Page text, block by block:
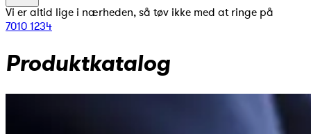
Vi er altid lige i nærheden, så tøv ikke med at ringe på
7010 1234
Produktkatalog